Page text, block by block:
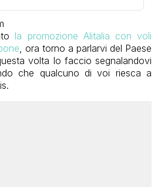
la promozione Alitalia con voli
, ora torno a parlarvi del Paese
volta lo faccio segnalandovi
che qualcuno di voi riesca a